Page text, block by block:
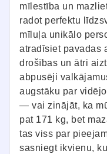
mīlestība un
radot perfektu
mīluļa unikālo
atradīsiet pavadas
drošības un ātri
abpusēji
augstāku par
— vai zinājāt, ka
pat 171 kg, bet
tas viss par
sasniegt ikvienu,